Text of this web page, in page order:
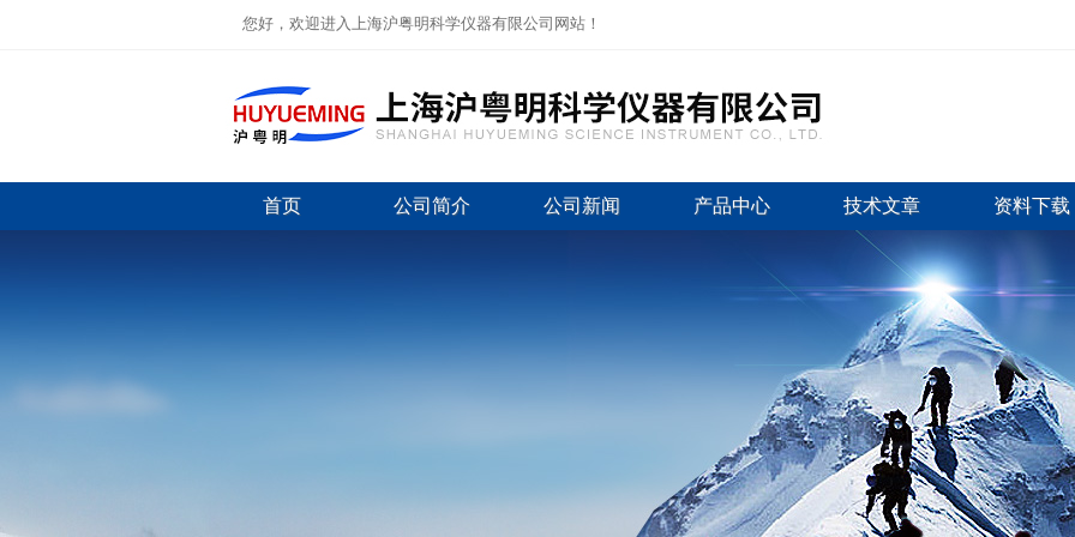
您好，欢迎进入上海沪粤明科学仪器有限公司网站！
首页 公司简介 公司新闻 产品中心 技术文章 资料下载